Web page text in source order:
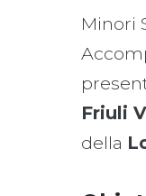
Minori
Friuli
della